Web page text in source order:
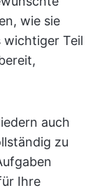
wie sie
wichtiger Teil
auch
zu
Ihre